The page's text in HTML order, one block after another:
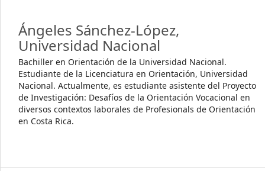
Ángeles Sánchez-López,
Universidad Nacional
Bachiller en Orientación de la Universidad Nacional.
Estudiante de la Licenciatura en Orientación, Universidad
Nacional. Actualmente, es estudiante asistente del Proyecto
de Investigación: Desafíos de la Orientación Vocacional en
diversos contextos laborales de Profesionals de Orientación
en Costa Rica.